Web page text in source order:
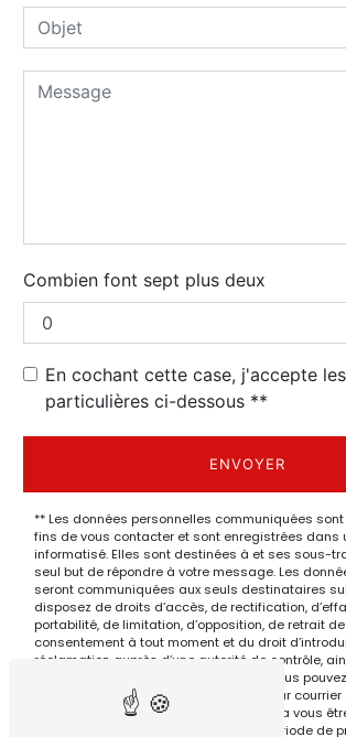
Combien font sept plus deux
En cochant cette case, j'accepte
particulières ci-dessous **
ENVOYER
** Les données personnelles communiquées
fins de vous contacter et sont enregistrées dans
informatisé. Elles sont destinées à et ses sous-
seul but de répondre à votre message. Les
seront communiquées aux seuls destinataires
disposez de droits d’accès, de rectification,
portabilité, de limitation, d’opposition, de retrait
consentement à tout moment et du droit
réclamation auprès d’une autorité de contrôle,
le sort de vos données post-mortem. Vous
droits par voie postale à l'adresse ou par
l'adresse . Un justificatif d'identité pourra vous
conservons vos données pendant la période de